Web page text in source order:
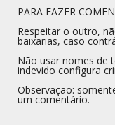
PARA FAZER
Respeitar o outro,
baixarias, caso
Não usar nomes de
indevido configura
Observação:
um comentário.